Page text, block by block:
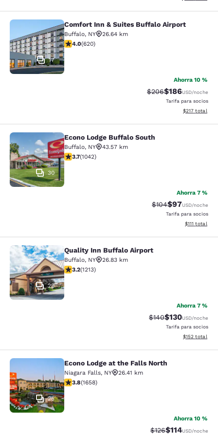
Comfort Inn & Suites Buffalo Airport
17
Comfort Inn & Suites Buffalo Airport
Buffalo, NY
26.64 km
calificación de 3.96 estrellas. Bueno. 620 reseñas
4.0(620)
Ahorra 10 %
Precio tachado:
$206Precio con
$186USD/noche
Tarifa para socios
Ver detalles
$217 total
Econo Lodge Buffalo South
30
Econo Lodge Buffalo South
Buffalo, NY
43.57 km
calificación de 3.66 estrellas. Bueno. 1042 reseñas
3.7(1042)
Ahorra 7 %
Precio tachado:
$104Precio con
$97USD/noche
Tarifa para socios
Ver detalles
$111 total
Quality Inn Buffalo Airport
29
Quality Inn Buffalo Airport
Buffalo, NY
26.83 km
calificación de 3.2 estrellas. Bueno. 1213 reseñas
3.2(1213)
Ahorra 7 %
Precio tachado:
$140Precio con
$130USD/noche
Tarifa para socios
Ver detalles
$152 total
Econo Lodge at the Falls North
25
Econo Lodge at the Falls North
Niagara Falls, NY
26.41 km
calificación de 3.77 estrellas. Bueno. 1658 reseñas
3.8(1658)
Ahorra 10 %
Precio tachado:
$126Precio con
$114USD/noche